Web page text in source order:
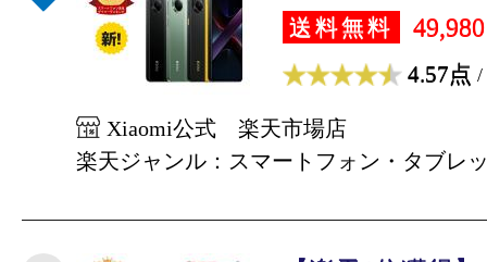
送料無料
4.57点 /
Xiaomi公式 楽天市場店
楽天ジャンル：スマートフォン・タブレ